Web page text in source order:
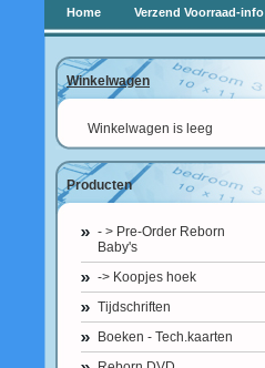
Home Verzend Voorraad-info
Winkelwagen
Winkelwagen is leeg
Producten
- > Pre-Order Reborn
Baby's
-> Koopjes hoek
Tijdschriften
Boeken - Tech.kaarten